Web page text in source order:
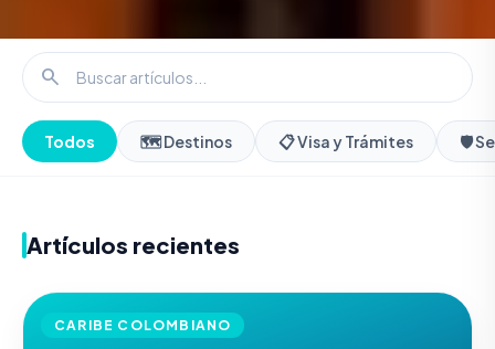
search
Todos 🗺️ Destinos 📋 Visa y Trámites 🛡️
Artículos recientes
CARIBE COLOMBIANO